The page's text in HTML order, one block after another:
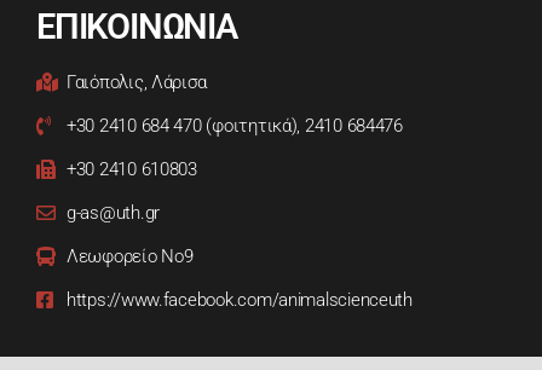
ΕΠΙΚΟΙΝΩΝΙΑ
Γαιόπολις, Λάρισα
+30 2410 684 470 (φοιτητικά), 2410 684476
+30 2410 610803
g-as@uth.gr
Λεωφορείο Νο9
https://www.facebook.com/animalscienceuth